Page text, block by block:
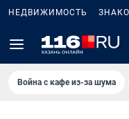
НЕДВИЖИМОСТЬ
Война с кафе из-за шума